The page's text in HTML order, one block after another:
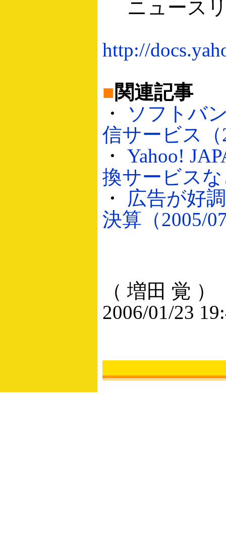
ニュース
http://
■関連記事
・
ソフトバ
信サービス（
・ Yahoo!
換サービスな
・ 広告が好
決算（2005/
（ 増田 覚 ）
2006/01/23